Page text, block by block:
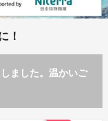
！
ました。温かいご